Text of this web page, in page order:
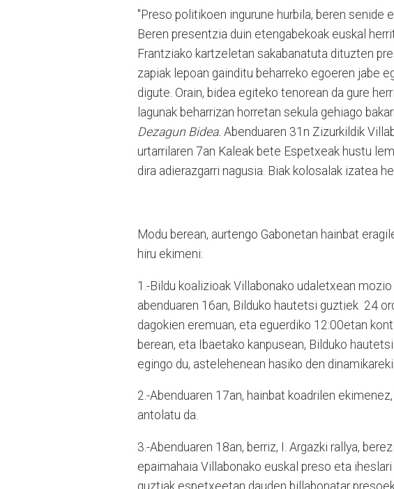
"Preso politikoen ingurune hurbila, beren senide
Beren presentzia duin etengabekoak euskal
Frantziako kartzeletan sakabanatuta dituzten
zapiak lepoan gainditu beharreko egoeren jabe
digute. Orain, bidea egiteko tenorean da gure
lagunak beharrizan horretan sekula gehiago
Dezagun Bidea. Abenduaren 31n Zizurkildik
urtarrilaren 7an Kaleak bete Espetxeak hustu
dira adierazgarri nagusia. Biak kolosalak izatea
Modu berean, aurtengo Gabonetan hainbat
hiru ekimeni:
1.-Bildu koalizioak Villabonako udaletxean
abenduaren 16an, Bilduko hautetsi guztiek 24
dagokien eremuan, eta eguerdiko 12:00etan
berean, eta Ibaetako kanpusean, Bilduko
egingo du, astelehenean hasiko den
2.-Abenduaren 17an, hainbat koadrilen
antolatu da.
3.-Abenduaren 18an, berriz, I. Argazki rallya,
epaimahaia Villabonako euskal preso eta
guztiak espetxeetan dauden billabonatar